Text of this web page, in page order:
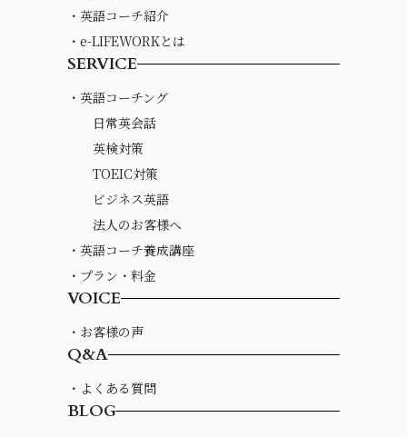
・英語コーチ紹介
・e-LIFEWORKとは
SERVICE
・英語コーチング
日常英会話
英検対策
TOEIC対策
ビジネス英語
法人のお客様へ
・英語コーチ養成講座
・プラン・料金
VOICE
・お客様の声
Q&A
・よくある質問
BLOG